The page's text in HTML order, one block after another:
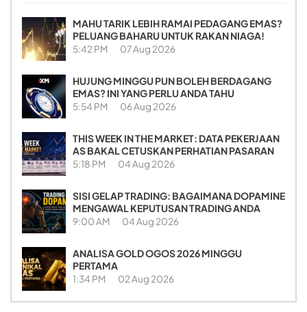
MAHU TARIK LEBIH RAMAI PEDAGANG EMAS?
PELUANG BAHARU UNTUK RAKAN NIAGA!
5:42 PM 07 Aug 2026
HUJUNG MINGGU PUN BOLEH BERDAGANG
EMAS? INI YANG PERLU ANDA TAHU
5:54 PM 06 Aug 2026
THIS WEEK IN THE MARKET: DATA PEKERJAAN
AS BAKAL CETUSKAN PERHATIAN PASARAN
5:18 PM 04 Aug 2026
SISI GELAP TRADING: BAGAIMANA DOPAMINE
MENGAWAL KEPUTUSAN TRADING ANDA
9:00 AM 04 Aug 2026
ANALISA GOLD OGOS 2026 MINGGU
PERTAMA
1:34 PM 02 Aug 2026